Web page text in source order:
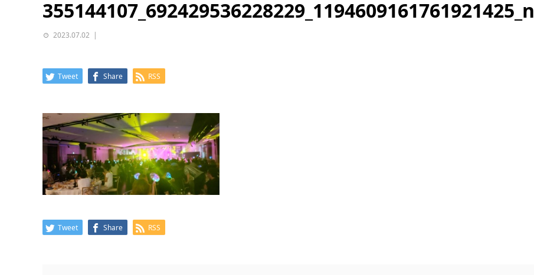
355144107_692429536228229_1194609161761921425_n
2023.07.02
Tweet Share RSS
Tweet Share RSS